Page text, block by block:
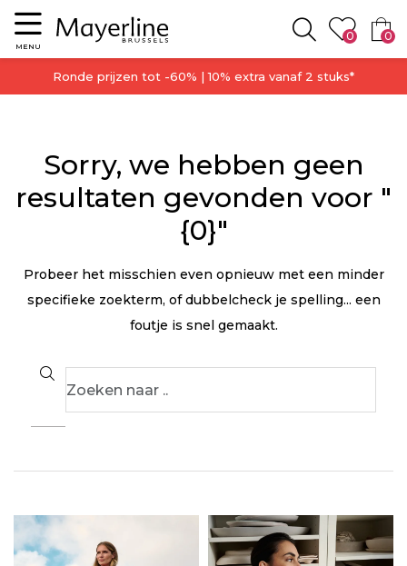
Menu
MENU Zoeken
0 0
Ronde prijzen tot -60% | 10% extra vanaf 2 stuks*
Sorry, we hebben geen
resultaten gevonden voor "
{0}"
Probeer het misschien even opnieuw met een minder
specifieke zoekterm, of dubbelcheck je spelling... een
foutje is snel gemaakt.
Search